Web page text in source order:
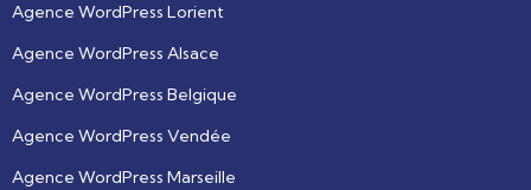
Agence WordPress Lorient
Agence WordPress Alsace
Agence WordPress Belgique
Agence WordPress Vendée
Agence WordPress Marseille